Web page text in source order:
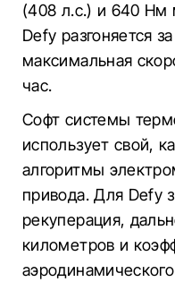
(408 л.с.) и 640 Нм
Defy разгоняется
максимальная
час.
Софт системы
использует свой,
алгоритмы
привода. Для Defy
рекуперация,
километров и